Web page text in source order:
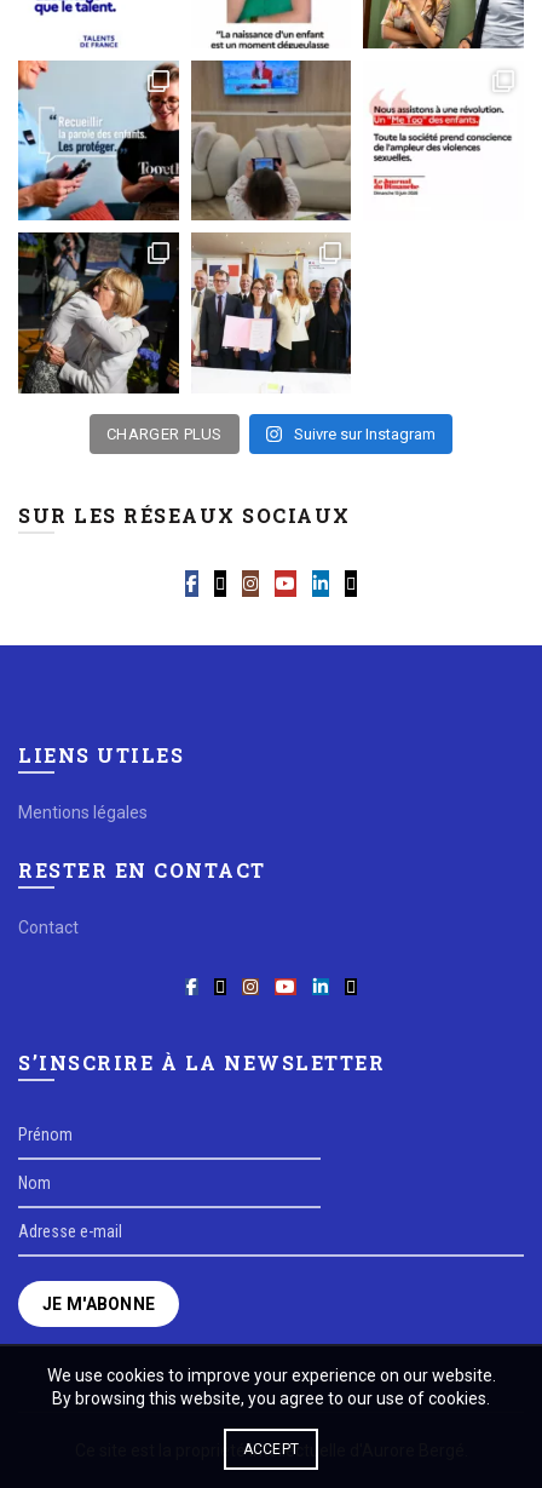
CHARGER PLUS Suivre sur Instagram
SUR LES RÉSEAUX SOCIAUX
LIENS UTILES
Mentions légales
RESTER EN CONTACT
Contact
S’INSCRIRE À LA NEWSLETTER
Ce site est la propriété intellectuelle d'Aurore Bergé.
We use cookies to improve your experience on our website.
By browsing this website, you agree to our use of cookies.
ACCEPT